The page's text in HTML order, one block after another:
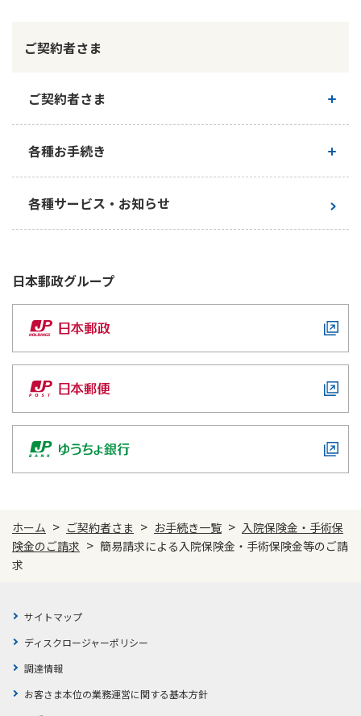
きっかけ・できごとから探す
マイページでできること
新規登録
ご契約内容の確認
お客さまに関する情報等の確認の取り組み
お問い合わせ
養老保険
学資保険
長寿支援保険
お見積りシミュレーション
資料請求
保険の探し方のポイント
保険かんたん診断
これからのライフイベントでかかる費用とは？
ご契約手続きの流れ
保険料のお払込方法
お問い合わせ
法人のお客さま向け商品一覧
お役立ち情報
法人向け資料請求
お問い合わせ先
医療
ライフプラン
かんぽアプリ～かんぽの健康と安心を手のひらに～
ラジオ体操・みんなの体操
ラジオ体操ポータルサイト
経営理念・経営戦略
株主・投資家のみなさまへ
採用情報
CM・オウンドメディア／ソーシャルメディア
かんぽブランド
かんぽ生命のサステナビリティ
お客さまの声／お客さまサービス向上の取組み
株主・投資家のみなさまへ
ご契約者さま
ご契約者さま
ご契約内容の確認
各種お手続き
お手続き一覧
各種サービス・お知らせ
日本郵政グループ
ホーム > ご契約者さま > お手続き一覧 > 入院保険金・手術保
険金のご請求 > 簡易請求による入院保険金・手術保険金等のご請
求
サイトマップ
ディスクロージャーポリシー
調達情報
お客さま本位の業務運営に関する基本方針